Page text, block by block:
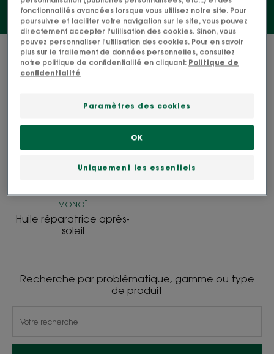
1 résultat pour "Huile après-soleil"
Huile réparatrice après-
MONOÏ
Huile réparatrice après-
soleil
Recherche par problématique, gamme ou type
de produit
fonctionnalités avancées lorsque vous utilisez notre site. Pour
poursuivre et faciliter votre navigation sur le site, vous pouvez
directement accepter l'utilisation des cookies. Sinon, vous
pouvez personnaliser l'utilisation des cookies. Pour en savoir
plus sur le traitement de données personnelles, consultez
notre politique de confidentialité en cliquant: Politique de
confidentialité
Paramètres des cookies
Uniquement les essentiels
OK